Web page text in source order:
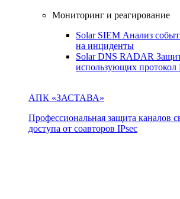
Мониторинг и реагирование
Solar SIEM Анализ
на инциденты
Solar DNS RADAR
использующих протокол
АПК «ЗАСТАВА»
Профессиональная защита каналов
доступа от соавторов IPsec